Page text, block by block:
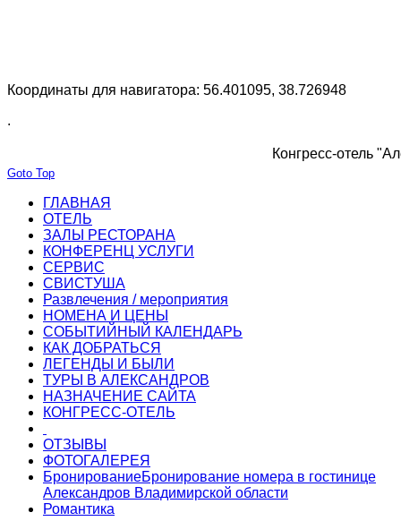
Координаты для навигатора: 56.401095, 38.726948
.
Конгресс-отель
Goto Top
ГЛАВНАЯ
ОТЕЛЬ
ЗАЛЫ РЕСТОРАНА
КОНФЕРЕНЦ УСЛУГИ
СЕРВИС
СВИСТУША
Развлечения / мероприятия
НОМЕНА И ЦЕНЫ
СОБЫТИЙНЫЙ КАЛЕНДАРЬ
КАК ДОБРАТЬСЯ
ЛЕГЕНДЫ И БЫЛИ
ТУРЫ В АЛЕКСАНДРОВ
НАЗНАЧЕНИЕ САЙТА
КОНГРЕСС-ОТЕЛЬ
ОТЗЫВЫ
ФОТОГАЛЕРЕЯ
БронированиеБронирование номера в гостинице
Александров Владимирской области
Романтика